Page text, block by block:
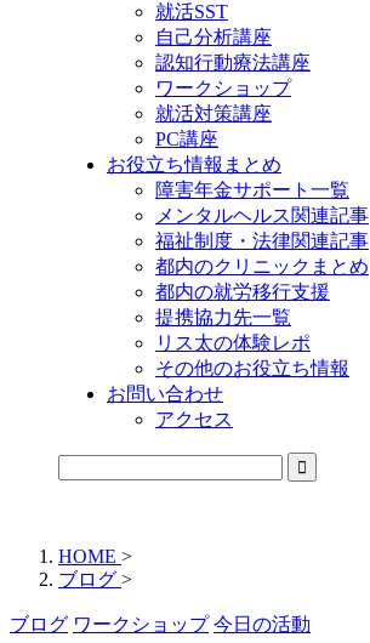
就活SST
自己分析講座
認知行動療法講座
ワークショップ
就活対策講座
PC講座
お役立ち情報まとめ
障害年金サポート一覧
メンタルヘルス関連記事
福祉制度・法律関連記事
都内のクリニックまとめ
都内の就労移行支援
提携協力先一覧
リス太の体験レポ
その他のお役立ち情報
お問い合わせ
アクセス
HOME >
ブログ >
ブログ ワークショップ 今日の活動